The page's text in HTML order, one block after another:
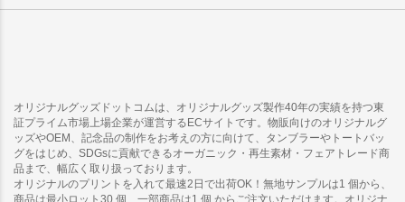
オリジナルグッズドットコムは、オリジナルグッズ製作40年の実績を持つ東
証プライム市場上場企業が運営するECサイトです。物販向けのオリジナルグ
ッズやOEM、記念品の制作をお考えの方に向けて、タンブラーやトートバッ
グをはじめ、SDGsに貢献できるオーガニック・再生素材・フェアトレード商
品まで、幅広く取り扱っております。
オリジナルのプリントを入れて最速2日で出荷OK！無地サンプルは1 個から、
商品は最小ロット30 個、一部商品は1 個 からご注文いただけます。オリジナ